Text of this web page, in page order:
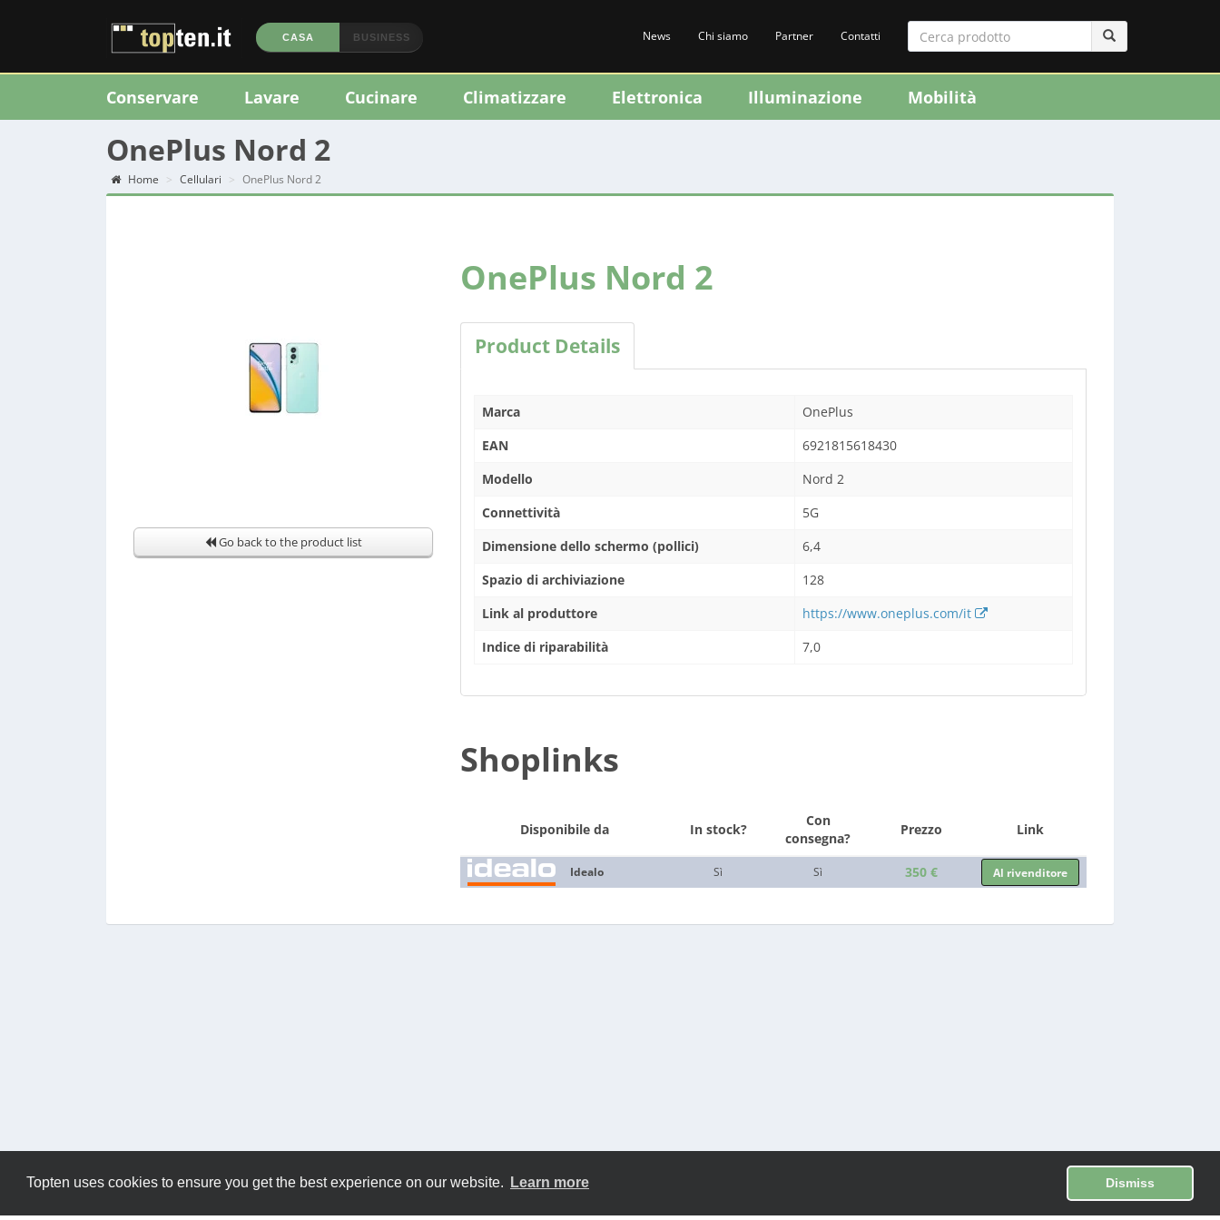
Topten uses cookies to ensure you get the best experience on our website. Learn more Dismiss
CASA BUSINESS News Chi siamo Partner Contatti
Conservare Lavare Cucinare Climatizzare Elettronica Illuminazione Mobilità
OnePlus Nord 2
Home Cellulari OnePlus Nord 2
Go back to the product list
OnePlus Nord 2
Product Details
Marca
OnePlus
EAN
6921815618430
Modello
Nord 2
Connettività
5G
Dimensione dello schermo (pollici)
6,4
Spazio di archiviazione
128
Link al produttore
https://www.oneplus.com/it
Indice di riparabilità
7,0
Shoplinks
Disponibile da In stock?
Con
consegna?
Prezzo Link
Idealo Sì Sì 350 € Al rivenditore